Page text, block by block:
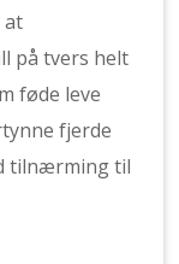
at
på tvers helt
føde leve
fjerde
tilnærming til